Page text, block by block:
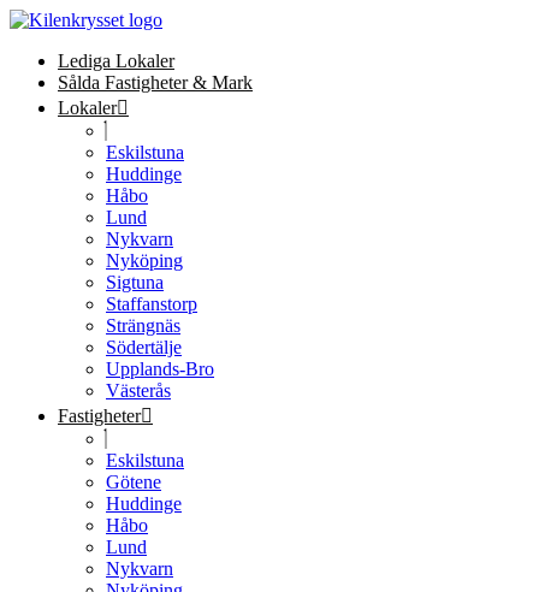
Lediga Lokaler
Sålda Fastigheter & Mark
Lokaler
Eskilstuna
Huddinge
Håbo
Lund
Nykvarn
Nyköping
Sigtuna
Staffanstorp
Strängnäs
Södertälje
Upplands-Bro
Västerås
Fastigheter
Eskilstuna
Götene
Huddinge
Håbo
Lund
Nykvarn